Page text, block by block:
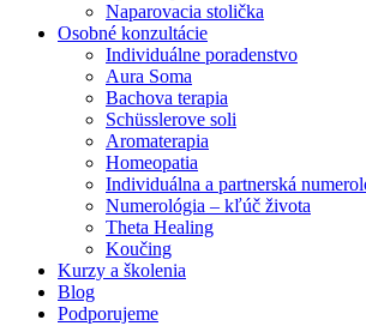
Naparovacia stolička
Osobné konzultácie
Individuálne poradenstvo
Aura Soma
Bachova terapia
Schüsslerove soli
Aromaterapia
Homeopatia
Individuálna a partnerská
Numerológia – kľúč života
Theta Healing
Koučing
Kurzy a školenia
Blog
Podporujeme